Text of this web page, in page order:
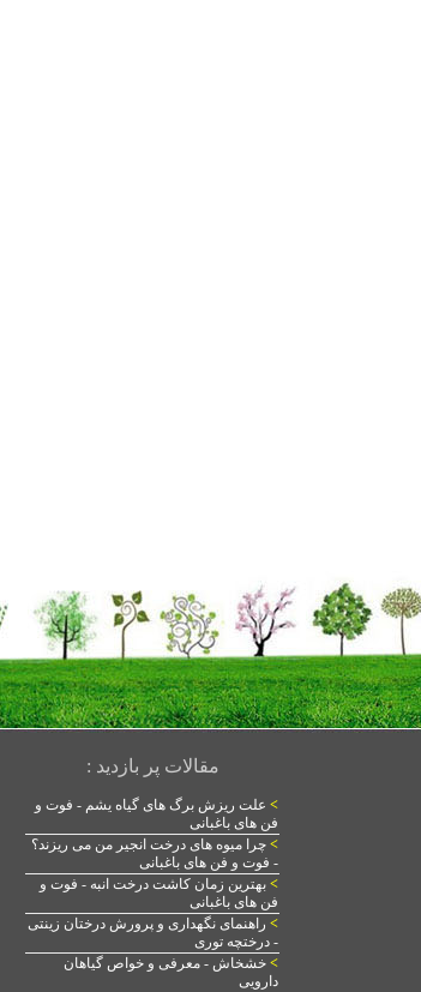
مقالات پر بازدید :
> علت ریزش برگ های گیاه یشم - فوت و
فن های باغبانی
> چرا میوه های درخت انجیر من می ریزند؟
- فوت و فن های باغبانی
> بهترین زمان کاشت درخت انبه - فوت و
فن های باغبانی
> راهنمای نگهداری و پرورش درختان زینتی
- درختچه توری
> خشخاش - معرفی و خواص گیاهان
دارویی